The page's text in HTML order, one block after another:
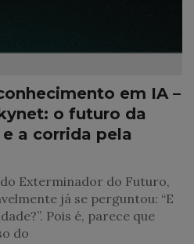
em IA –
o futuro da
a corrida pela
Exterminador do Futuro,
já se perguntou: “E
Pois é, parece que
do